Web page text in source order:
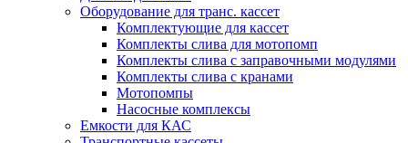
Оборудование для транс. кассет
Комплектующие для кассет
Комплекты слива для мотопомп
Комплекты слива с заправочными модулями
Комплекты слива с кранами
Мотопомпы
Насосные комплексы
Емкости для КАС